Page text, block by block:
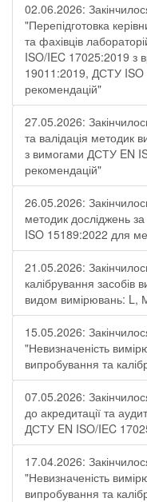
02.06.2026:
"Перепідготовка
та фахівців
ISO/IEC 17025:2019 з
19011:2019, ДСТУ
рекомендацій"
27.05.2026:
та валідація методик
з вимогами ДСТУ EN
рекомендацій"
26.05.2026:
методик досліджень
ISO 15189:2022 для
21.05.2026:
калібрування засобів
видом вимірювань:
15.05.2026:
"Невизначеність
випробування та
07.05.2026:
до акредитації та
ДСТУ EN ISO/IEC
17.04.2026:
"Невизначеність
випробування та